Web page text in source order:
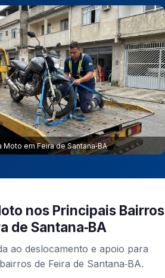
Moto em Feira de Santana‑BA
nos Principais Bairros
de Santana‑BA
ao deslocamento e apoio para
de Feira de Santana‑BA.